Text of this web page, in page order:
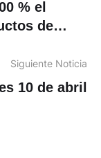
% el
de
Siguiente Noticia
10 de abril